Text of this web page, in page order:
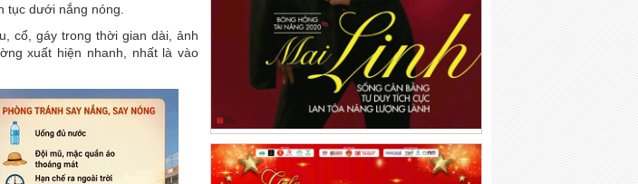
tục dưới nắng nóng.
cổ, gáy trong thời gian dài, ảnh
xuất hiện nhanh, nhất là vào